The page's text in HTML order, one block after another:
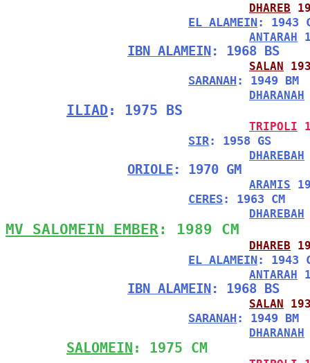
DHAREB
EL ALAMEIN: 1943
ANTARAH
IBN ALAMEIN: 1968 BS
SALAN
SARANAH : 1949 BM
DHARANAH
ILIAD: 1975 BS
TRIPOLI
SIR: 1958 GS
DHAREBAH
ORIOLE: 1970 GM
ARAMIS
CERES: 1963 CM
DHAREBAH
MV SALOMEIN EMBER : 1989 CM
DHAREB
EL ALAMEIN: 1943
ANTARAH
IBN ALAMEIN: 1968 BS
SALAN
SARANAH : 1949 BM
DHARANAH
SALOMEIN : 1975 CM